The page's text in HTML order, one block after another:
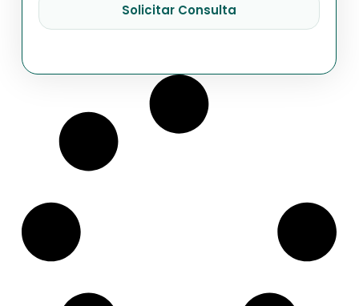
Solicitar Consulta